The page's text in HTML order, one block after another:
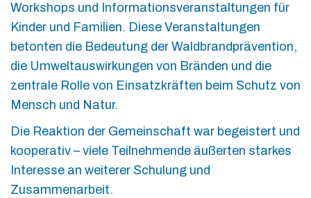
Workshops und Informationsveranstaltungen für
Kinder und Familien. Diese Veranstaltungen
betonten die Bedeutung der Waldbrandprävention,
die Umweltauswirkungen von Bränden und die
zentrale Rolle von Einsatzkräften beim Schutz von
Mensch und Natur.
Die Reaktion der Gemeinschaft war begeistert und
kooperativ – viele Teilnehmende äußerten starkes
Interesse an weiterer Schulung und
Zusammenarbeit.